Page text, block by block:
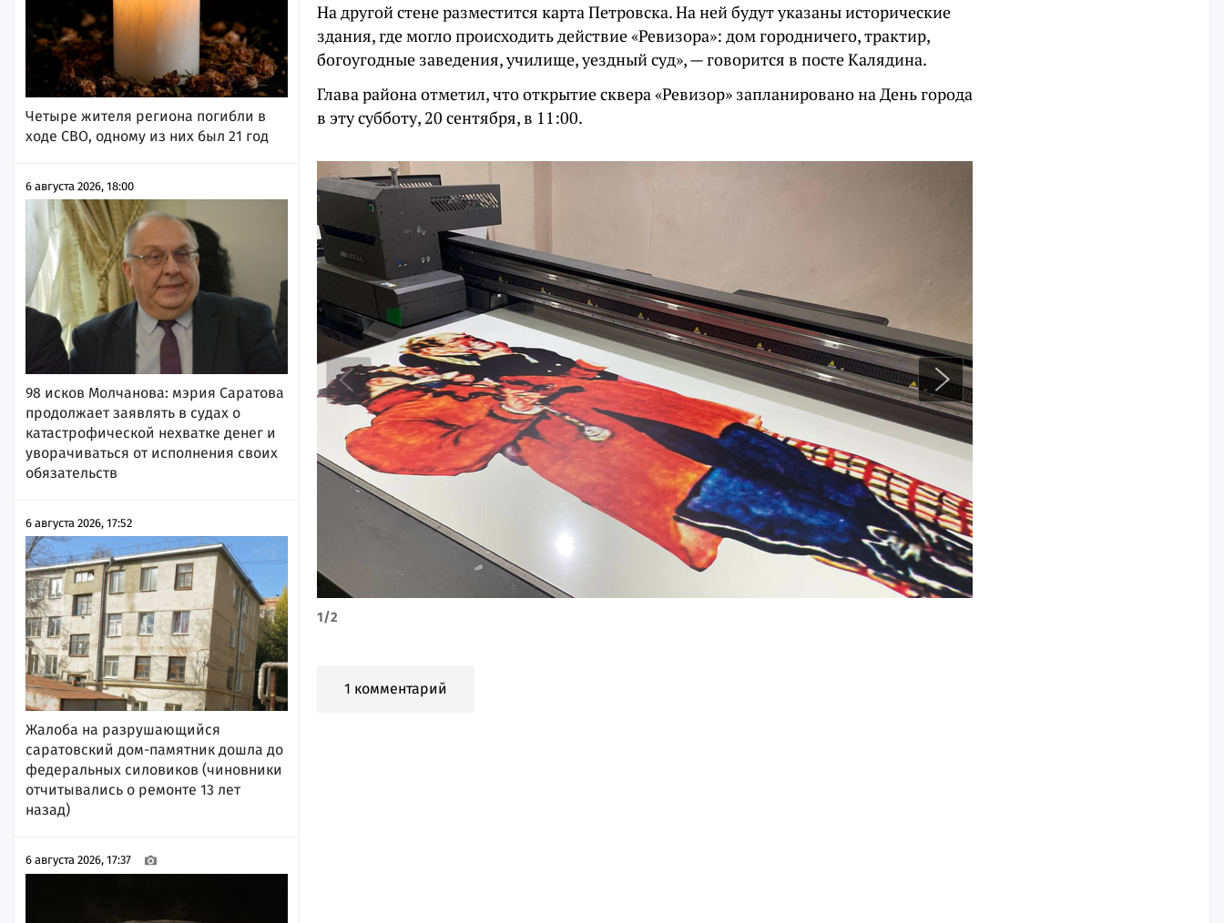
Четыре жителя региона погибли в
ходе СВО, одному из них был 21 год
6 августа 2026, 18:00
98 исков Молчанова: мэрия Саратова
продолжает заявлять в судах о
катастрофической нехватке денег и
уворачиваться от исполнения своих
обязательств
6 августа 2026, 17:52
Жалоба на разрушающийся
саратовский дом-памятник дошла до
федеральных силовиков (чиновники
отчитывались о ремонте 13 лет
назад)
6 августа 2026, 17:37
На другой стене разместится карта Петровска. На ней будут указаны исторические
здания, где могло происходить действие «Ревизора»: дом городничего, трактир,
богоугодные заведения, училище, уездный суд», — говорится в посте Калядина.
Глава района отметил, что открытие сквера «Ревизор» запланировано на День города
в эту субботу, 20 сентября, в 11:00.
1/2
1 комментарий